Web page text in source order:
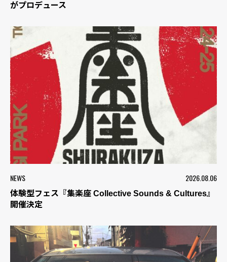
がプロデュース
NEWS 2026.08.06
体験型フェス『集楽座 Collective Sounds & Cultures』
開催決定